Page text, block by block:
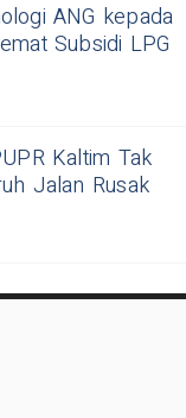
ANG kepada
Subsidi LPG
Kaltim Tak
Jalan Rusak